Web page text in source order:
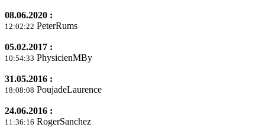
08.06.2020 :
12:02:22 PeterRums
05.02.2017 :
10:54:33 PhysicienMBy
31.05.2016 :
18:08:08 PoujadeLaurence
24.06.2016 :
11:36:16 RogerSanchez